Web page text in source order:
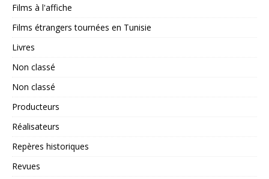
Films à l'affiche
Films étrangers tournées en Tunisie
Livres
Non classé
Non classé
Producteurs
Réalisateurs
Repères historiques
Revues